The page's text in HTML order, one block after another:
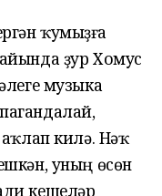
ҡумыҙға
ҙур Хомус
музыка
килә. Нәҡ
уның өсөн
кешеләр